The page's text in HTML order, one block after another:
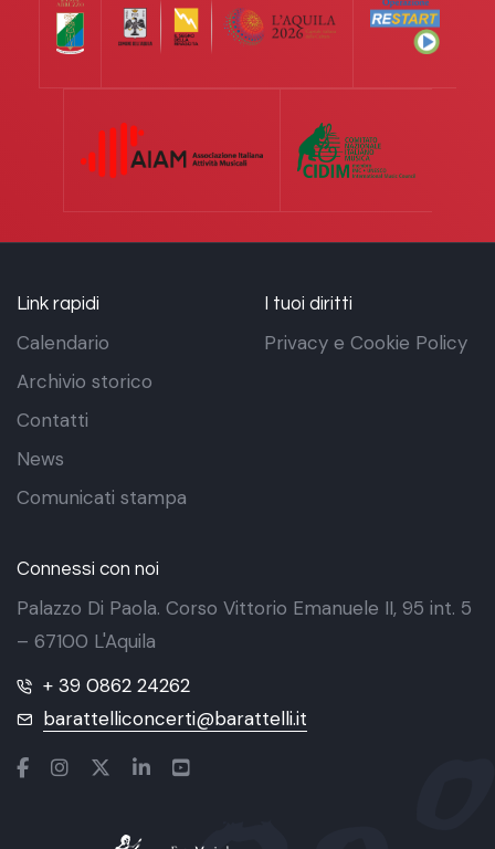
Link rapidi
Calendario
Archivio storico
Contatti
News
Comunicati stampa
I tuoi diritti
Privacy e Cookie Policy
Connessi con noi
Palazzo Di Paola. Corso Vittorio Emanuele II, 95 int. 5
– 67100 L'Aquila
+ 39 0862 24262
barattelliconcerti@barattelli.it